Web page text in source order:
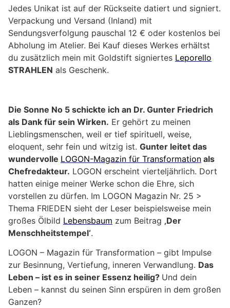
Jedes Unikat ist auf der Rückseite datiert und signiert.
Verpackung und Versand (Inland) mit
Sendungsverfolgung pauschal 12 € oder kostenlos bei
Abholung im Atelier. Bei Kauf dieses Werkes erhältst
du zusätzlich mein mit Goldstift signiertes Leporello
STRAHLEN als Geschenk.
Die Sonne No 5 schickte ich an Dr. Gunter Friedrich
als Dank für sein Wirken. Er gehört zu meinen
Lieblingsmenschen, weil er tief spirituell, weise,
eloquent, sehr fein und witzig ist. Gunter leitet das
wundervolle LOGON-Magazin für Transformation als
Chefredakteur. LOGON erscheint vierteljährlich. Dort
hatten einige meiner Werke schon die Ehre, sich
vorstellen zu dürfen. Im LOGON Magazin Nr. 25 >
Thema FRIEDEN sieht der Leser beispielsweise mein
großes Ölbild Lebensbaum zum Beitrag ‚Der
Menschheitstempel‘.
LOGON – Magazin für Transformation – gibt Impulse
zur Besinnung, Vertiefung, inneren Verwandlung. Das
Leben – ist es in seiner Essenz heilig? Und dein
Leben – kannst du seinen Sinn erspüren in dem großen
Ganzen?